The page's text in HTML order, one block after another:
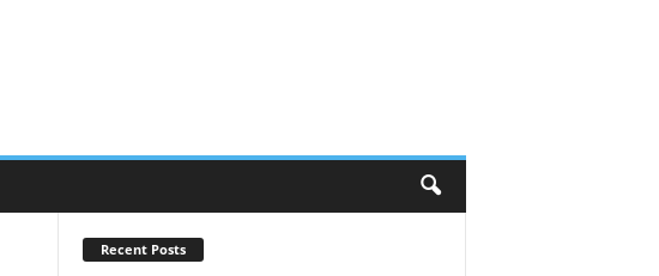
Recent Posts